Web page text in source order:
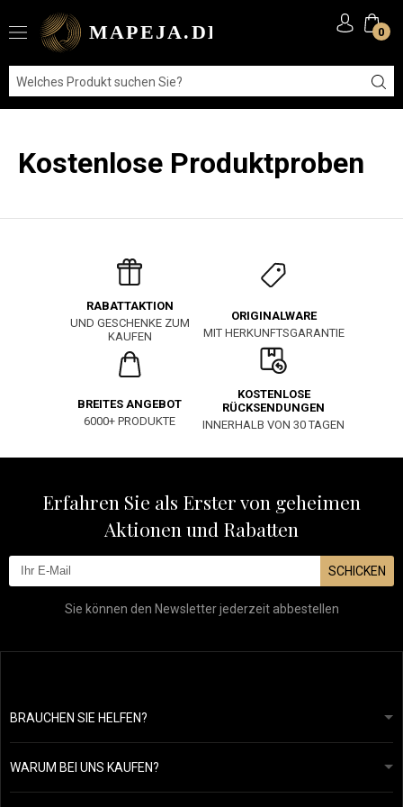
0
Kostenlose Produktproben
RABATTAKTION
UND GESCHENKE ZUM
KAUFEN
ORIGINALWARE
MIT HERKUNFTSGARANTIE
BREITES ANGEBOT
6000+ PRODUKTE
KOSTENLOSE
RÜCKSENDUNGEN
INNERHALB VON 30 TAGEN
Erfahren Sie als Erster von geheimen
Aktionen und Rabatten
SCHICKEN
Sie können den Newsletter jederzeit abbestellen
BRAUCHEN SIE HELFEN?
info@mapeja.de
Wir werden innerhalb von 24 Stunden antworten.
WARUM BEI UNS KAUFEN?
Allgemeine geschäftsbedingungen
Datenschutzerklärung
Übersicht über Zahlungen und Versand
Unsere Geschichte